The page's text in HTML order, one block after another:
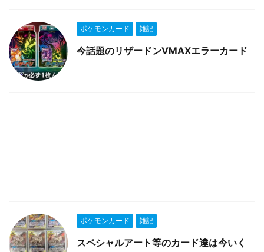
ポケモンカード 雑記
今話題のリザードンVMAXエラーカード
ポケモンカード 雑記
スペシャルアート等のカード達は今いく